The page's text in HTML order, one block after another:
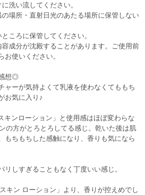
洗い流してください。
場所・直射日光のあたる場所に保管しない
ころに保管してください。
成分が沈殿することがあります。ご使用前
お使いください。
想◎
ャーが気持よくて乳液を使わなくてももち
お気に入り♪
キンローション」と使用感はほぼ変わらな
の方がとろとろしてる感じ。乾いた後は肌
もちもちした感触になり、香りも気になら
リしすぎることもなく丁度いい感じ。
キン ローション」より、香りが控えめでし